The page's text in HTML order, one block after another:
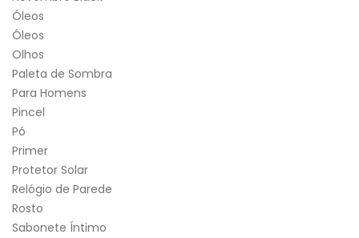
Óleos
Óleos
Olhos
Paleta de Sombra
Para Homens
Pincel
Pó
Primer
Protetor Solar
Relógio de Parede
Rosto
Sabonete Íntimo